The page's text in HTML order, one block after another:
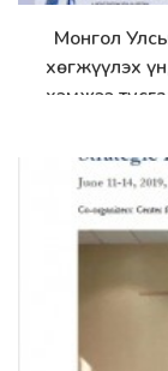
Монгол
хөгжүүлэх
хэмжээ